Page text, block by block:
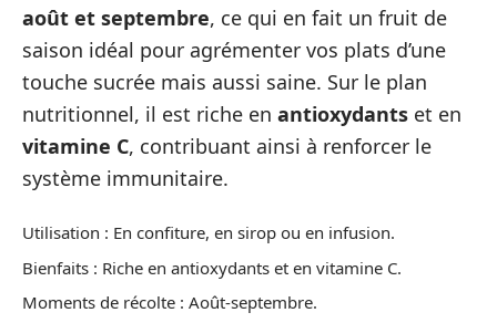
août et septembre, ce qui en fait un fruit de
saison idéal pour agrémenter vos plats d’une
touche sucrée mais aussi saine. Sur le plan
nutritionnel, il est riche en antioxydants et en
vitamine C, contribuant ainsi à renforcer le
système immunitaire.
Utilisation : En confiture, en sirop ou en infusion.
Bienfaits : Riche en antioxydants et en vitamine C.
Moments de récolte : Août-septembre.